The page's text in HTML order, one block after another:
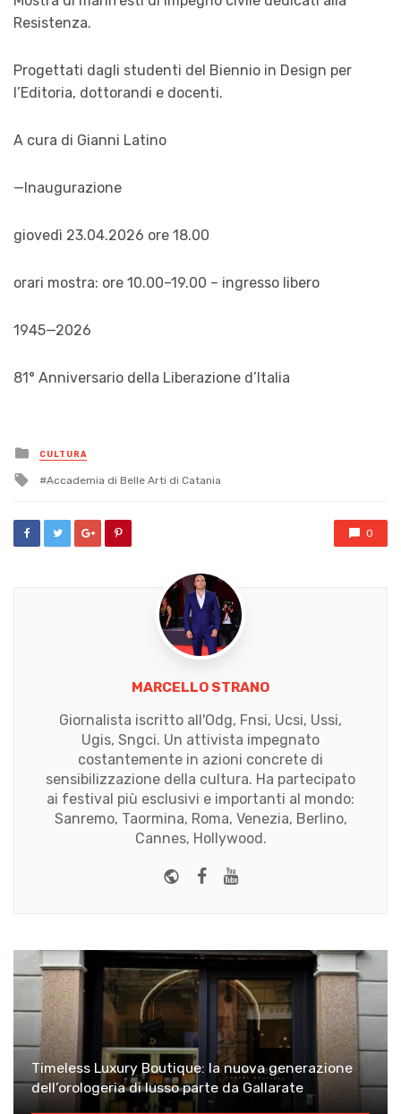
Resistenza.
Progettati dagli studenti del Biennio in Design per
l’Editoria, dottorandi e docenti.
A cura di Gianni Latino
—Inaugurazione
giovedì 23.04.2026 ore 18.00
orari mostra: ore 10.00–19.00 – ingresso libero
1945—2026
81° Anniversario della Liberazione d’Italia
Posted
in
CULTURA
Tagged
Accademia di Belle Arti di Catania
0
MARCELLO STRANO
Giornalista iscritto all'Odg, Fnsi, Ucsi, Ussi,
Ugis, Sngci. Un attivista impegnato
costantemente in azioni concrete di
sensibilizzazione della cultura. Ha partecipato
ai festival più esclusivi e importanti al mondo:
Sanremo, Taormina, Roma, Venezia, Berlino,
Cannes, Hollywood.
Website
Facebook
Youtube
Timeless Luxury Boutique: la nuova generazione
dell’orologeria di lusso parte da Gallarate